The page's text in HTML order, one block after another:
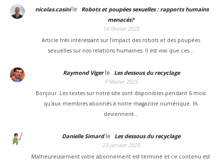
nicolas.casinile
Robots et poupées sexuelles : rapports humains
menacés?
14 février 2025
Article très intéressant sur l’impact des robots et des poupées
sexuelles sur nos relations humaines. Il est vrai que ces…
Raymond Vigerle
Les dessous du recyclage
9 février 2025
Bonjour. Les textes sur notre site sont disponibles pendant 6 mois
qu'aux membres abonnés à notre magazine numérique. Ils
deviennent…
Danielle Simardle
Les dessous du recyclage
23 janvier 2025
Malheureusement votre abonnement est terminé et ce contenu est